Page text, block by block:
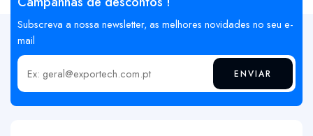
Subscreva a nossa newsletter, as melhores novidades no seu e-
mail
Insira o seu email ENVIAR